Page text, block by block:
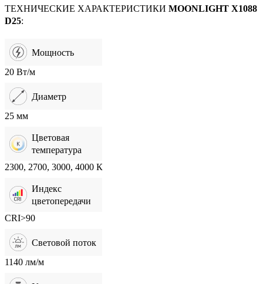
ТЕХНИЧЕСКИЕ ХАРАКТЕРИСТИКИ MOONLIGHT X1088
D25:
Мощность
20 Вт/м
Диаметр
25 мм
Цветовая
температура
2300, 2700, 3000, 4000 К
Индекс
цветопередачи
CRI>90
Световой поток
1140 лм/м